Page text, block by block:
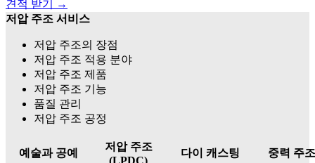
견적 받기 →
저압 주조 서비스
저압 주조의 장점
저압 주조 적용 분야
저압 주조 제품
저압 주조 기능
품질 관리
저압 주조 공정
예술과 공예
저압 주조
다이 캐스팅
중력 주조